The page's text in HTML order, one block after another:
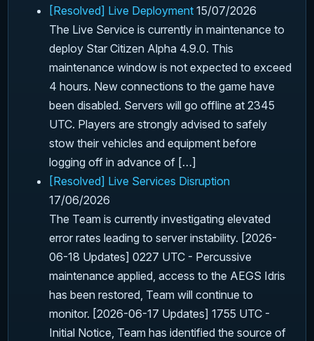
[Resolved] Live Deployment 15/07/2026
The Live Service is currently in maintenance to
deploy Star Citizen Alpha 4.9.0. This
maintenance window is not expected to exceed
4 hours. New connections to the game have
been disabled. Servers will go offline at 2345
UTC. Players are strongly advised to safely
stow their vehicles and equipment before
logging off in advance of […]
[Resolved] Live Services Disruption
17/06/2026
The Team is currently investigating elevated
error rates leading to server instability. [2026-
06-18 Updates] 0227 UTC - Percussive
maintenance applied, access to the AEGS Idris
has been restored, Team will continue to
monitor. [2026-06-17 Updates] 1755 UTC -
Initial Notice, Team has identified the source of